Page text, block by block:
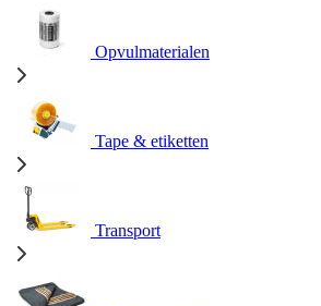
Opvulmaterialen
Tape & etiketten
Transport